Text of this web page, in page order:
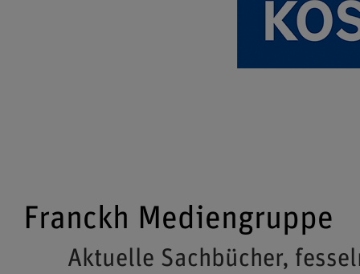
Franckh Mediengruppe
Aktuelle Sachbücher,